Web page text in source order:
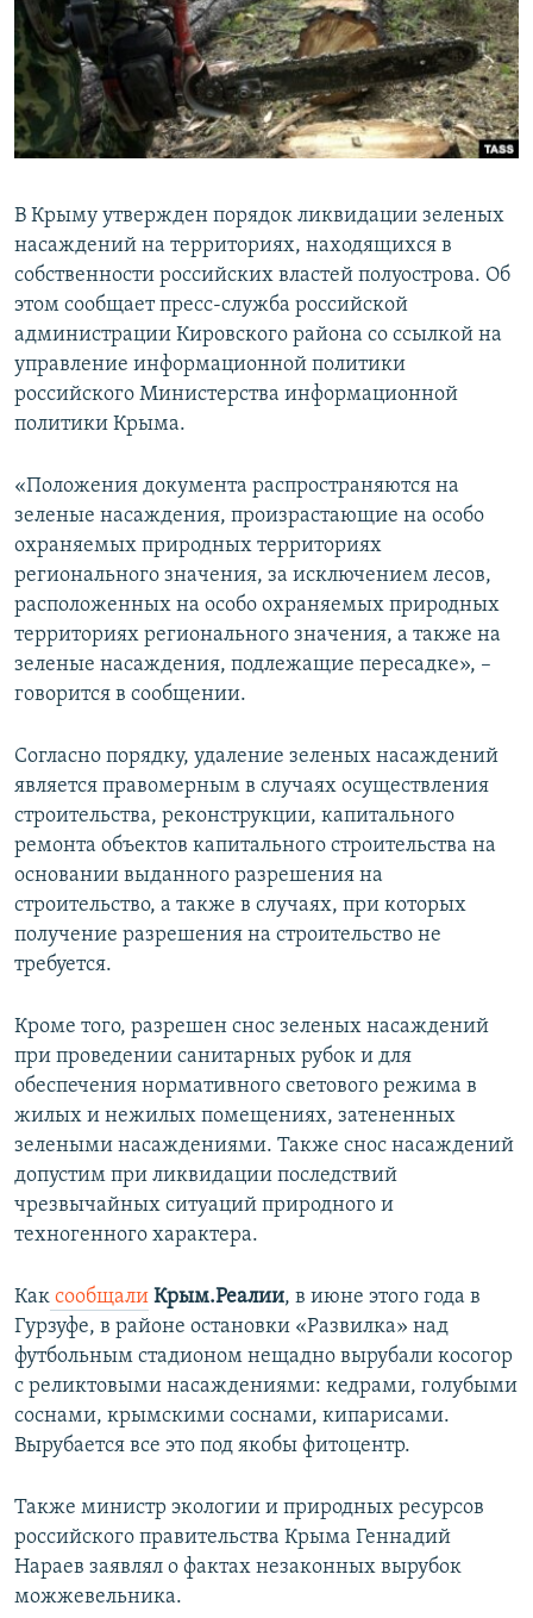
ПОБЕДИТЕЛЕЙ НЕ СУДЯТ?
КРЫМ.НЕПОКОРЕННЫЙ
ELIFBE
УКРАИНСКАЯ ПРОБЛЕМА КРЫМА
ПРИСОЕДИНЯЙТЕСЬ!
В Крыму утвержден порядок ликвидации зеленых
насаждений на территориях, находящихся в
собственности российских властей полуострова. Об
этом сообщает пресс-служба российской
администрации Кировского района со ссылкой на
управление информационной политики
российского Министерства информационной
политики Крыма.
«Положения документа распространяются на
зеленые насаждения, произрастающие на особо
охраняемых природных территориях
регионального значения, за исключением лесов,
расположенных на особо охраняемых природных
территориях регионального значения, а также на
зеленые насаждения, подлежащие пересадке», –
говорится в сообщении.
Согласно порядку, удаление зеленых насаждений
является правомерным в случаях осуществления
строительства, реконструкции, капитального
ремонта объектов капитального строительства на
основании выданного разрешения на
строительство, а также в случаях, при которых
получение разрешения на строительство не
требуется.
Кроме того, разрешен снос зеленых насаждений
при проведении санитарных рубок и для
обеспечения нормативного светового режима в
жилых и нежилых помещениях, затененных
зелеными насаждениями. Также снос насаждений
допустим при ликвидации последствий
чрезвычайных ситуаций природного и
техногенного характера.
Как сообщали Крым.Реалии, в июне этого года в
Гурзуфе, в районе остановки «Развилка» над
футбольным стадионом нещадно вырубали косогор
с реликтовыми насаждениями: кедрами, голубыми
соснами, крымскими соснами, кипарисами.
Вырубается все это под якобы фитоцентр.
Также министр экологии и природных ресурсов
российского правительства Крыма Геннадий
Нараев заявлял о фактах незаконных вырубок
можжевельника.